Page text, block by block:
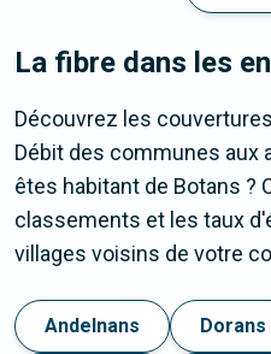
La fibre dans les
Découvrez les
Débit des communes aux
êtes habitant de Botans ?
classements et les taux
villages voisins de votre
Andelnans Dorans